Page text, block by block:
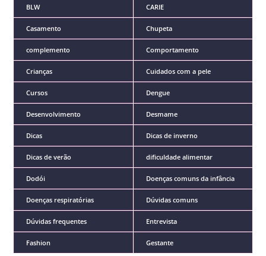
BLW CARIE
Casamento Chupeta
complemento Comportamento
Crianças Cuidados com a pele
Cursos Dengue
Desenvolvimento Desmame
Dicas Dicas de inverno
Dicas de verão dificuldade alimentar
Dodói Doenças comuns da infância
Doenças respiratórias Dúvidas comuns
Dúvidas frequentes Entrevista
Fashion Gestante